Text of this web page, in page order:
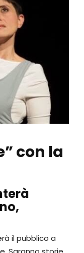
con la
il pubblico a